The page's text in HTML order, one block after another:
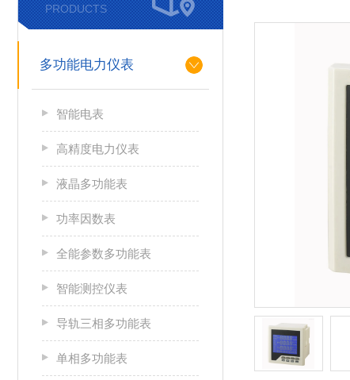
PRODUCTS
多功能电力仪表
智能电表
高精度电力仪表
液晶多功能表
功率因数表
全能参数多功能表
智能测控仪表
导轨三相多功能表
单相多功能表